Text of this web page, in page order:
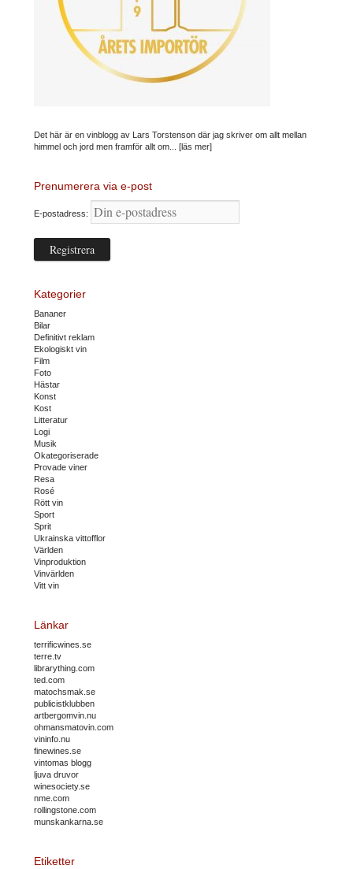
Det här är en vinblogg av Lars Torstenson där jag skriver om allt mellan
himmel och jord men framför allt om... [läs mer]
Prenumerera via e-post
E-postadress:
Kategorier
Bananer
Bilar
Definitivt reklam
Ekologiskt vin
Film
Foto
Hästar
Konst
Kost
Litteratur
Logi
Musik
Okategoriserade
Provade viner
Resa
Rosé
Rött vin
Sport
Sprit
Ukrainska vittofflor
Världen
Vinproduktion
Vinvärlden
Vitt vin
Länkar
terrificwines.se
terre.tv
librarything.com
ted.com
matochsmak.se
publicistklubben
artbergomvin.nu
ohmansmatovin.com
vininfo.nu
finewines.se
vintomas blogg
ljuva druvor
winesociety.se
nme.com
rollingstone.com
munskankarna.se
Etiketter